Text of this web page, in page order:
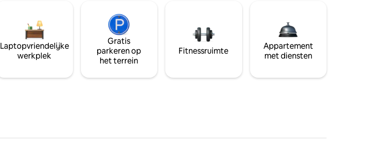
Laptopvriendelijke
werkplek
Gratis
parkeren op
het terrein
Fitnessruimte
Appartement
met diensten